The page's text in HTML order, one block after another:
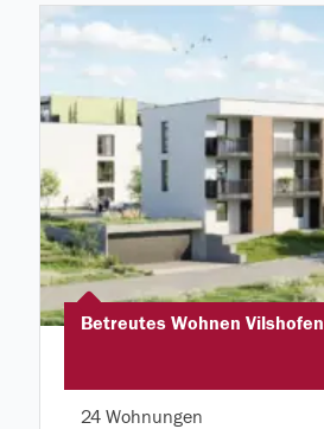
Betreutes Wohnen Vilshofen
24 Wohnungen